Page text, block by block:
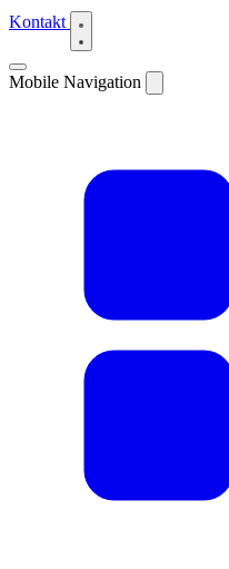
Kontakt
Mobile Navigation